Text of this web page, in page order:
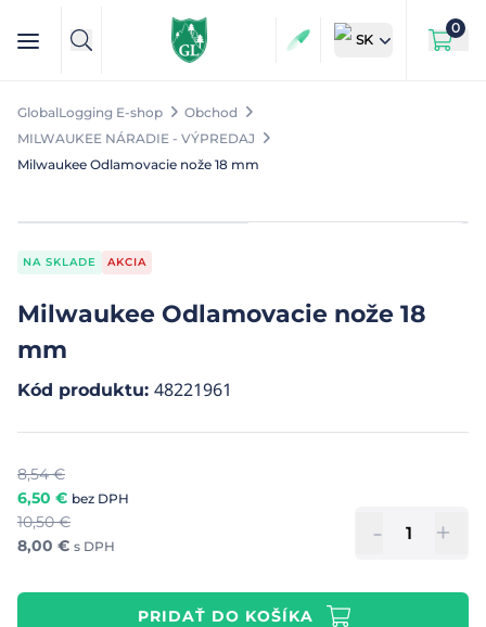
SK
0
GlobalLogging E-shop
Obchod
MILWAUKEE NÁRADIE - VÝPREDAJ
Milwaukee Odlamovacie nože 18 mm
NA SKLADE AKCIA
Milwaukee Odlamovacie nože 18
mm
Kód produktu: 48221961
8,54€
6,50 € bez DPH
10,50€
8,00 € s DPH - +
PRIDAŤ DO KOŠÍKA